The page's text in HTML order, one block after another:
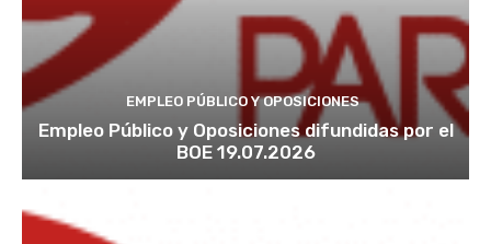
EMPLEO PÚBLICO Y OPOSICIONES
Empleo Público y Oposiciones difundidas por el
BOE 19.07.2026